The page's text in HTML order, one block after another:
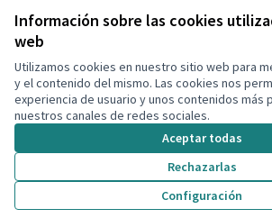
Información sobre las cookies
web
Utilizamos cookies en nuestro sitio web para
y el contenido del mismo. Las cookies nos
experiencia de usuario y unos contenidos más
nuestros canales de redes sociales.
Aceptar todas
Rechazarlas
Configuración
Ver todas las propuestas retiradas
Términos y condiciones de uso
Configuración de cookies
Decidim Calafell en X
(Enlace externo)
Decidim Calafell en Facebook
Decidim Calafell en YouTube
Decidim Calafell en GitHub
(Enlace externo)
Web creada consoftware libre .